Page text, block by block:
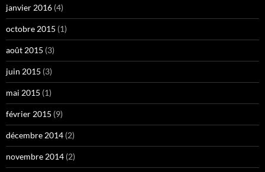
janvier 2016 (4)
octobre 2015 (1)
août 2015 (3)
juin 2015 (3)
mai 2015 (1)
février 2015 (9)
décembre 2014 (2)
novembre 2014 (2)